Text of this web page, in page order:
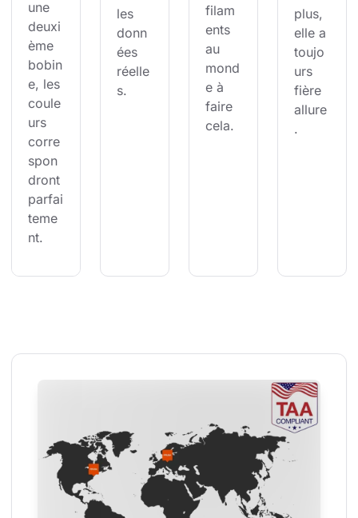
une
deuxi
ème
bobin
e, les
coule
urs
corre
spon
dront
parfai
teme
nt.
les
donn
ées
réelle
s.
filam
ents
au
mond
e à
faire
cela.
plus,
elle a
toujo
urs
fière
allure
.